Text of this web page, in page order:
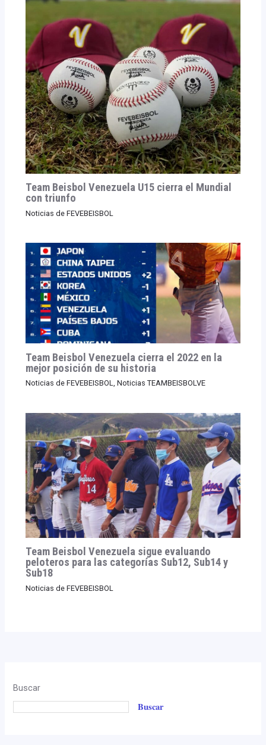
Team Beisbol Venezuela U15 cierra el Mundial
con triunfo
Noticias de FEVEBEISBOL
Team Beisbol Venezuela cierra el 2022 en la
mejor posición de su historia
Noticias de FEVEBEISBOL, Noticias TEAMBEISBOLVE
Team Beisbol Venezuela sigue evaluando
peloteros para las categorías Sub12, Sub14 y
Sub18
Noticias de FEVEBEISBOL
Buscar
Buscar